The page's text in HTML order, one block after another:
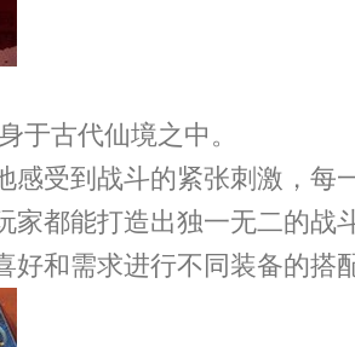
于古代仙境之中。
感受到战斗的紧张刺激，每
家都能打造出独一无二的战
和需求进行不同装备的搭